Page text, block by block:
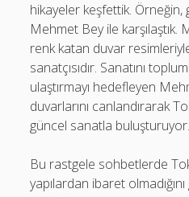
hikayeler keşfettik. Örneğin,
Mehmet Bey ile
renk katan duvar
sanatçısıdır. Sanatını
ulaştırmayı hedefleyen
duvarlarını canlandırarak
güncel sanatla buluşturuyor.
Bu rastgele sohbetlerde
yapılardan ibaret